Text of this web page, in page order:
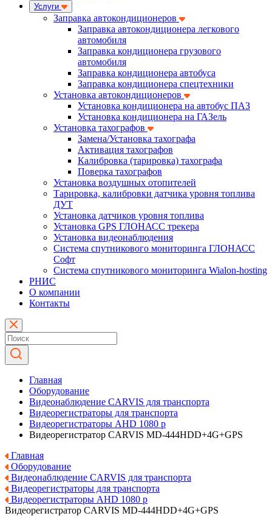
Услуги
Заправка автокондиционеров
Заправка автокондиционера легкового
автомобиля
Заправка кондиционера грузового
автомобиля
Заправка кондиционера автобуса
Заправка кондиционера спецтехники
Установка автокондиционеров
Установка кондиционера на автобус ПАЗ
Установка кондиционера на ГАЗель
Установка тахографов
Замена/Установка тахографа
Активация тахографов
Калибровка (тарировка) тахографа
Поверка тахографов
Установка воздушных отопителей
Тарировка, калибровки датчика уровня топлива
ДУТ
Установка датчиков уровня топлива
Установка GPS ГЛОНАСС трекера
Установка видеонаблюдения
Система спутникового мониторинга ГЛОНАСС
Софт
Система спутникового мониторинга Wialon-hosting
РНИС
О компании
Контакты
Главная
Оборудование
Видеонаблюдение CARVIS для транспорта
Видеорегистраторы для транспорта
Видеорегистраторы AHD 1080 p
Видеорегистратор CARVIS MD-444HDD+4G+GPS
Главная
Оборудование
Видеонаблюдение CARVIS для транспорта
Видеорегистраторы для транспорта
Видеорегистраторы AHD 1080 p
Видеорегистратор CARVIS MD-444HDD+4G+GPS